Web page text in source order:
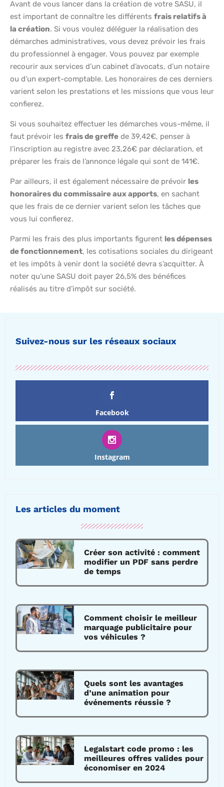
Avant de vous lancer dans la création de votre SASU, il
est important de connaître les différents frais relatifs à
la création. Si vous voulez déléguer la réalisation des
démarches administratives, vous devez prévoir les frais
du professionnel à engager. Vous pouvez par exemple
recourir aux services d’un cabinet d’avocats, d’un notaire
ou d’un expert-comptable. Les honoraires de ces derniers
varient selon les prestations et les missions que vous leur
confierez.
Si vous souhaitez effectuer les démarches vous-même, il
faut prévoir les frais de greffe de 39,42€, penser à
l’inscription au registre avec 23,26€ par déclaration, et
préparer les frais de l’annonce légale qui sont de 141€.
Par ailleurs, il est également nécessaire de prévoir les
honoraires du commissaire aux apports, en sachant
que les frais de ce dernier varient selon les tâches que
vous lui confierez.
Parmi les frais des plus importants figurent les dépenses
de fonctionnement, les cotisations sociales du dirigeant
et les impôts à venir dont la société devra s’acquitter. À
noter qu’une SASU doit payer 26,5% des bénéfices
réalisés au titre d’impôt sur société.
Suivez-nous sur les réseaux sociaux
Facebook
Instagram
Les articles du moment
Créer son activité : comment
modifier un PDF sans perdre
de temps
Comment choisir le meilleur
marquage publicitaire pour
vos véhicules ?
Quels sont les avantages
d’une animation pour
événements réussie ?
Legalstart code promo : les
meilleures offres valides pour
économiser en 2024